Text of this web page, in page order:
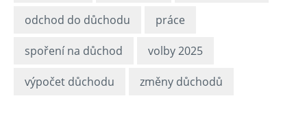
odchod do důchodu práce
spoření na důchod volby 2025
výpočet důchodu změny důchodů